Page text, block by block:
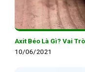
Axit Béo Là Gì? Vai
10/06/2021